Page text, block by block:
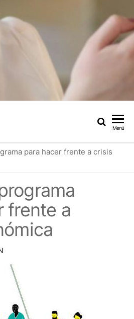
Menú
para hacer frente a crisis
frente a